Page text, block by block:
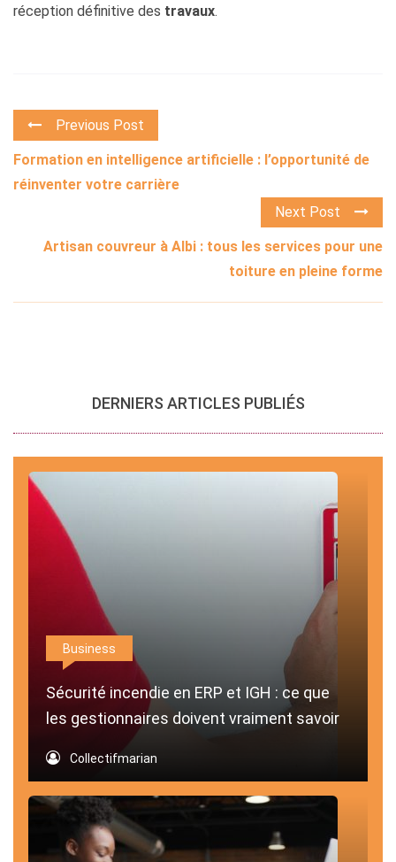
réception définitive des travaux.
Previous Post
Formation en intelligence artificielle : l’opportunité de
réinventer votre carrière
Next Post
Artisan couvreur à Albi : tous les services pour une
toiture en pleine forme
DERNIERS ARTICLES PUBLIÉS
Business
Sécurité incendie en ERP et IGH : ce que
les gestionnaires doivent vraiment savoir
Collectifmarian